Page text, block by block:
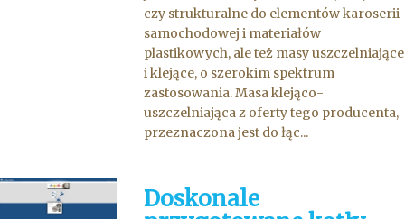
czy strukturalne do elementów karoserii
samochodowej i materiałów
plastikowych, ale też masy uszczelniające
i klejące, o szerokim spektrum
zastosowania. Masa klejąco-
uszczelniająca z oferty tego producenta,
przeznaczona jest do łąc...
Doskonale